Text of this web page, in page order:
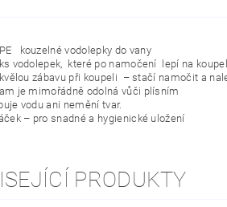
kouzelné vodolepky do vany
vodolepek, které po namočení lepí na
zábavu při koupeli – stačí namočit a
je mimořádně odolná vůči plísním
vodu ani nemění tvar.
– pro snadné a hygienické uložení
PRODUKTY